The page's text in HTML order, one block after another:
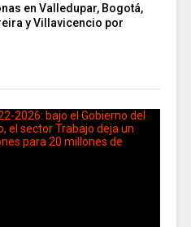
en Valledupar, Bogotá,
y Villavicencio por